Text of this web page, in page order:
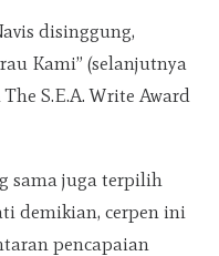
disinggung,
Kami” (selanjutnya
S.E.A. Write Award
sama juga terpilih
demikian, cerpen ini
pencapaian